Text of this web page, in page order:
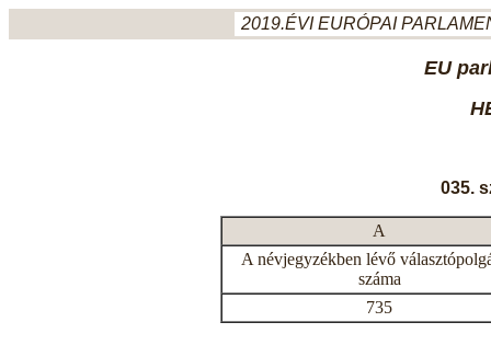
2019.ÉVI EURÓPAI
EU
035.
A
A névjegyzékben lévő
száma
735